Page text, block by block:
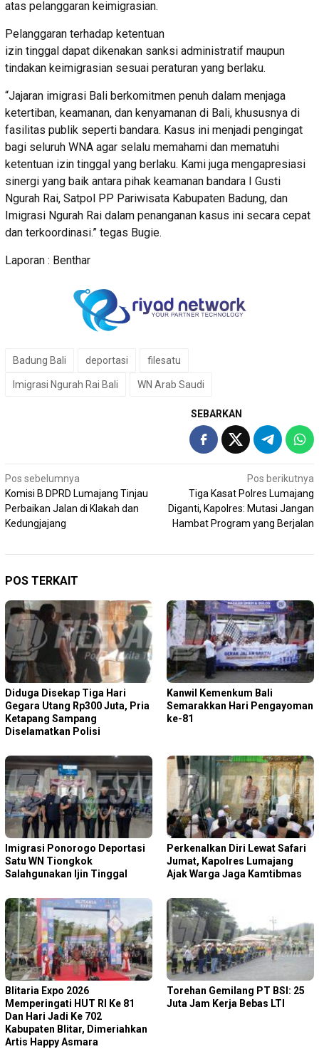
atas pelanggaran keimigrasian.
Pelanggaran terhadap ketentuan
izin tinggal dapat dikenakan sanksi administratif maupun
tindakan keimigrasian sesuai peraturan yang berlaku.
“Jajaran imigrasi Bali berkomitmen penuh dalam menjaga
ketertiban, keamanan, dan kenyamanan di Bali, khususnya di
fasilitas publik seperti bandara. Kasus ini menjadi pengingat
bagi seluruh WNA agar selalu memahami dan mematuhi
ketentuan izin tinggal yang berlaku. Kami juga mengapresiasi
sinergi yang baik antara pihak keamanan bandara I Gusti
Ngurah Rai, Satpol PP Pariwisata Kabupaten Badung, dan
Imigrasi Ngurah Rai dalam penanganan kasus ini secara cepat
dan terkoordinasi.” tegas Bugie.
Laporan : Benthar
Badung Bali deportasi filesatu
Imigrasi Ngurah Rai Bali WN Arab Saudi
SEBARKAN
Navigasi
pos
Pos sebelumnya
Komisi B DPRD Lumajang Tinjau
Perbaikan Jalan di Klakah dan
Kedungjajang
Pos berikutnya
Tiga Kasat Polres Lumajang
Diganti, Kapolres: Mutasi Jangan
Hambat Program yang Berjalan
POS TERKAIT
Diduga Disekap Tiga Hari
Gegara Utang Rp300 Juta, Pria
Ketapang Sampang
Diselamatkan Polisi
Kanwil Kemenkum Bali
Semarakkan Hari Pengayoman
ke-81
Imigrasi Ponorogo Deportasi
Satu WN Tiongkok
Salahgunakan Ijin Tinggal
Perkenalkan Diri Lewat Safari
Jumat, Kapolres Lumajang
Ajak Warga Jaga Kamtibmas
Blitaria Expo 2026
Memperingati HUT RI Ke 81
Dan Hari Jadi Ke 702
Kabupaten Blitar, Dimeriahkan
Artis Happy Asmara
Torehan Gemilang PT BSI: 25
Juta Jam Kerja Bebas LTI